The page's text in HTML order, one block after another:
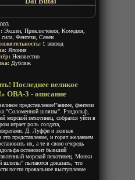
Piece Special: Protect! The
Last Great Performance
Saigo no Oobutai
Экшен, Приключения, Комедия,
Фентези, Сенен
1 эпизод
Япония
Неизвестно
Дубляж
Последнее великое
ОВА-3 - описание
представление!"аниме, фэнтези
"Соломенной шляпы". Рэндольф,
морской пехотинец, собрался уйти в
играет роль солдата,
Д. Луффи и экипаж
представление, и горят желанием
их, а те в свою очередь
остановит бывший
морской пехотинец. Монки
пытаются доказать, что
почти провальное выступление